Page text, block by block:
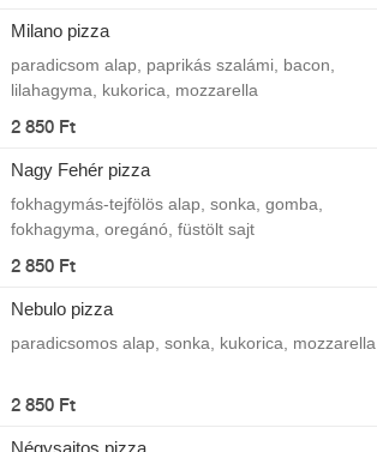
Milano pizza
paradicsom alap, paprikás szalámi, bacon,
lilahagyma, kukorica, mozzarella
2 850 Ft
Nagy Fehér pizza
fokhagymás-tejfölös alap, sonka, gomba,
fokhagyma, oregánó, füstölt sajt
2 850 Ft
Nebulo pizza
paradicsomos alap, sonka, kukorica, mozzarella
2 850 Ft